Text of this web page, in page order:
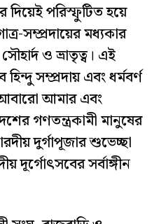
পরিস্ফুটিত হয়ে
সম্প্রদায়ের মধ্যকার
ও ভ্রাতৃত্ব। এই
সম্প্রদায় এবং ধর্মবর্ণ
আবারো আমার এবং
গণতন্ত্রকামী মানুষের
দুর্গাপূজার শুভেচ্ছা
দূর্গোৎসবের সর্বাঙ্গীন